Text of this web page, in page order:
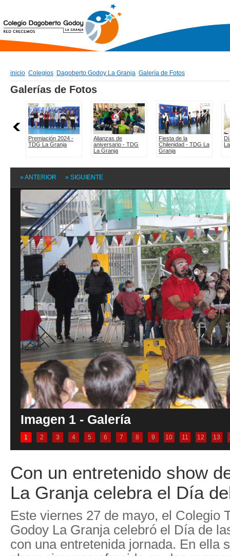
inicio Colegios Dagoberto Godoy La Granja Galería de Fotos
» ANTERIOR » SIGUIENTE
Imagen 1 - Galería
1 2 3 4 5 6 7 8 9 10 11 12 13
Con un entretenido show
La Granja celebra el Día
Este viernes 27 de mayo, el Colegio
Godoy La Granja celebró el Día de
con una entretenida jornada. En ella